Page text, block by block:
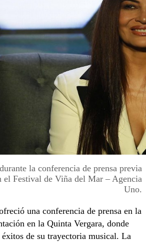
la conferencia de prensa previa
el Festival de Viña del Mar – Agencia
Uno.
una conferencia de prensa en la
en la Quinta Vergara, donde
éxitos de su trayectoria musical. La